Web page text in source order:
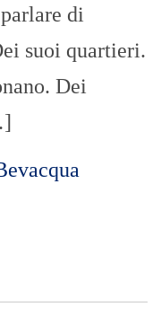
di
suoi quartieri.
Dei